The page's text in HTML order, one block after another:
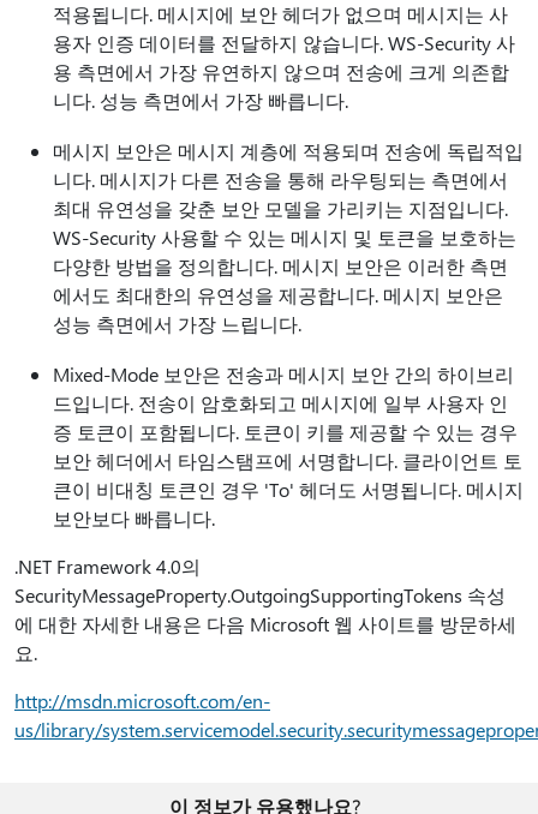
적용됩니다. 메시지에 보안 헤더가 없으며 메시지는 사
용자 인증 데이터를 전달하지 않습니다. WS-Security 사
용 측면에서 가장 유연하지 않으며 전송에 크게 의존합
니다. 성능 측면에서 가장 빠릅니다.
메시지 보안은 메시지 계층에 적용되며 전송에 독립적입
니다. 메시지가 다른 전송을 통해 라우팅되는 측면에서
최대 유연성을 갖춘 보안 모델을 가리키는 지점입니다.
WS-Security 사용할 수 있는 메시지 및 토큰을 보호하는
다양한 방법을 정의합니다. 메시지 보안은 이러한 측면
에서도 최대한의 유연성을 제공합니다. 메시지 보안은
성능 측면에서 가장 느립니다.
Mixed-Mode 보안은 전송과 메시지 보안 간의 하이브리
드입니다. 전송이 암호화되고 메시지에 일부 사용자 인
증 토큰이 포함됩니다. 토큰이 키를 제공할 수 있는 경우
보안 헤더에서 타임스탬프에 서명합니다. 클라이언트 토
큰이 비대칭 토큰인 경우 'To' 헤더도 서명됩니다. 메시지
보안보다 빠릅니다.
.NET Framework 4.0의
SecurityMessageProperty.OutgoingSupportingTokens 속성
에 대한 자세한 내용은 다음 Microsoft 웹 사이트를 방문하세
요.
http://msdn.microsoft.com/en-
us/library/
이 정보가 유용했나요?